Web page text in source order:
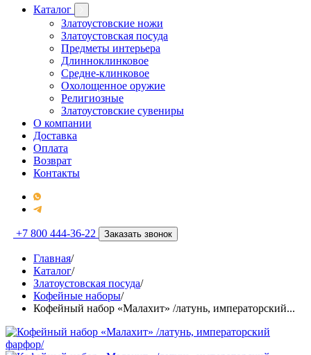
Каталог
Златоустовские ножи
Златоустовская посуда
Предметы интерьера
Длинноклинковое
Средне-клинковое
Охолощенное оружие
Религиозные
Златоустовские сувениры
О компании
Доставка
Оплата
Возврат
Контакты
+7 800 444-36-22 Заказать звонок
Главная/
Каталог/
Златоустовская посуда/
Кофейные наборы/
Кофейный набор «Малахит» /латунь, императорский...